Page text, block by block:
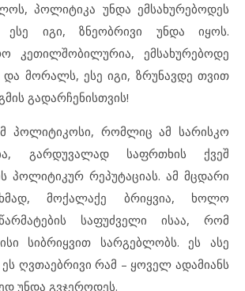
პოლიტიკა უნდა ემსახურებოდეს
ესე იგი, ზნეობრივი უნდა იყოს.
კეთილშობილურია, ემსახურებოდე
და მორალს, ესე იგი, ზრუნავდე თვით
გადარჩენისთვის!
პოლიტიკოსი, რომლიც ამ სარისკო
გარდუვალად საფრთხის ქვეშ
პოლიტიკურ რეპუტაციას. ამ მცდარი
მოქალაქე ბრიყვია, ხოლო
საფუძველი ისაა, რომ
სიბრიყვით სარგებლობს. ეს ასე
ეს ღვთაებრივი რამ – ყოველ ადამიანს
უნდა გვჯეროდეს.